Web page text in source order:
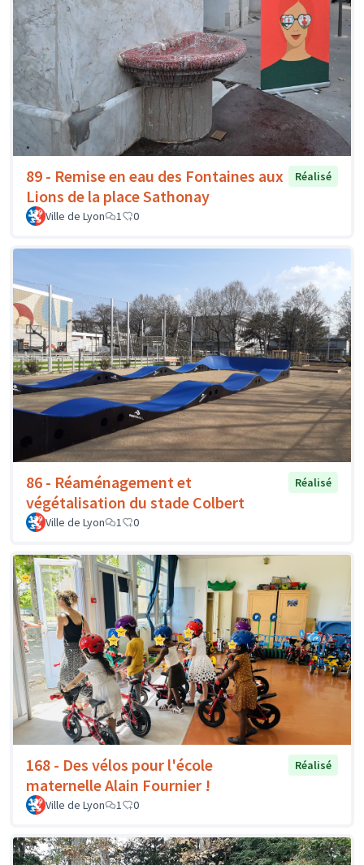
89 - Remise en eau des Fontaines aux
Lions de la place Sathonay
Réalisé
Ville de Lyon 1 0
86 - Réaménagement et
végétalisation du stade Colbert
Réalisé
Ville de Lyon 1 0
168 - Des vélos pour l'école
maternelle Alain Fournier !
Réalisé
Ville de Lyon 1 0